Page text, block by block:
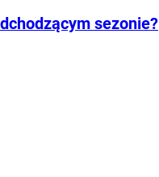
sezonie?